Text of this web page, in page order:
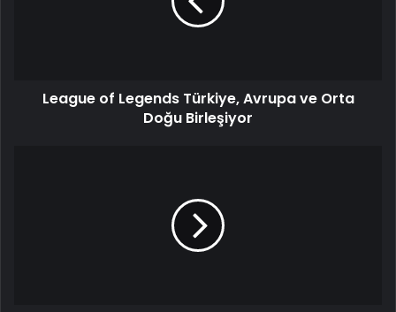
League of Legends Türkiye, Avrupa ve Orta
Doğu Birleşiyor